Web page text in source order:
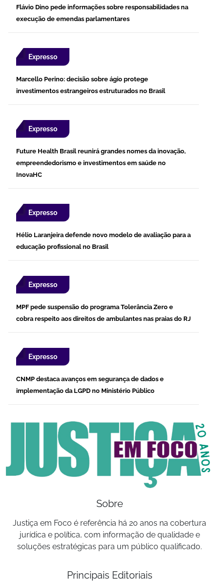
Flávio Dino pede informações sobre responsabilidades na
execução de emendas parlamentares
Expresso
Marcello Perino: decisão sobre ágio protege
investimentos estrangeiros estruturados no Brasil
Expresso
Future Health Brasil reunirá grandes nomes da inovação,
empreendedorismo e investimentos em saúde no
InovaHC
Expresso
Hélio Laranjeira defende novo modelo de avaliação para a
educação profissional no Brasil
Expresso
MPF pede suspensão do programa Tolerância Zero e
cobra respeito aos direitos de ambulantes nas praias do RJ
Expresso
CNMP destaca avanços em segurança de dados e
implementação da LGPD no Ministério Público
Sobre
Justiça em Foco é referência há 20 anos na cobertura
jurídica e política, com informação de qualidade e
soluções estratégicas para um público qualificado.
Principais Editoriais